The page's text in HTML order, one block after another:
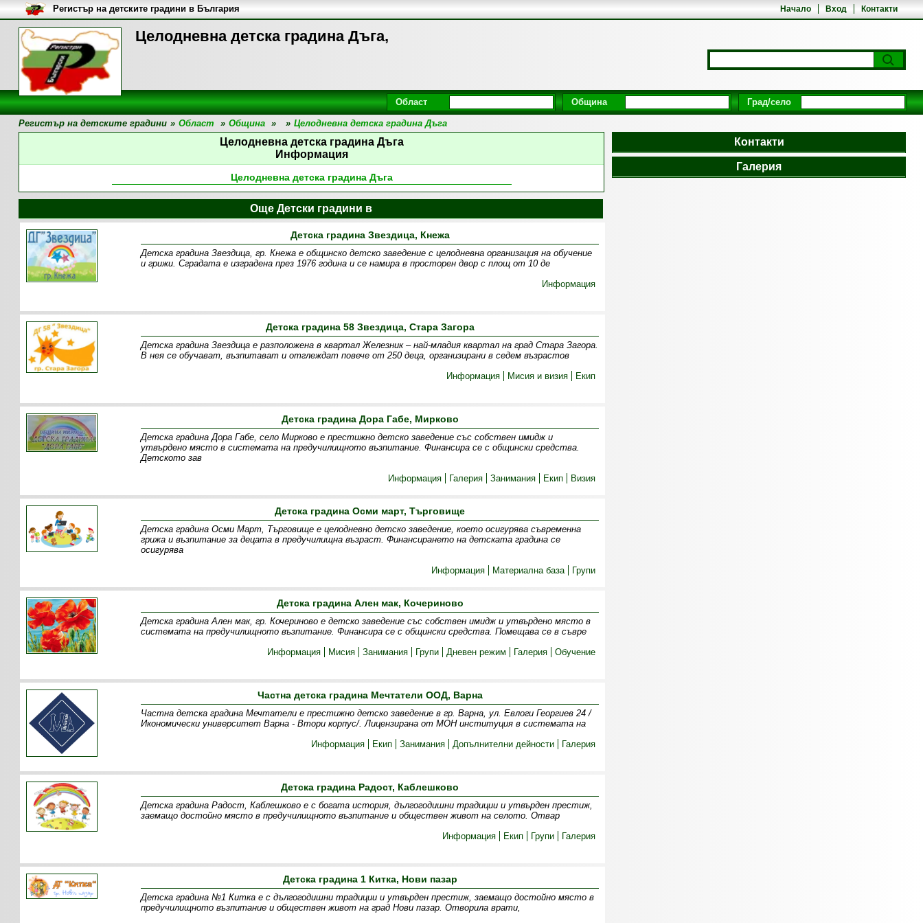
Целодневна детска градина Дъга,
Начало Вход Контакти
Регистър на детските градини в България
Област Община Град/село
Регистър на детските градини » Област » Община » » Целодневна детска градина Дъга
Целодневна детска градина Дъга
Информация
Целодневна детска градина Дъга
Контакти
Галерия
Още Детски градини в
Детска градина Звездица, Кнежа
Детска градина Звездица, гр. Кнежа е общинско детско заведение с целодневна организация на обучение
и грижи. Сградата е изградена през 1976 година и се намира в просторен двор с площ от 10 де
Информация
Детска градина 58 Звездица, Стара Загора
Детска градина Звездица е разположена в квартал Железник – най-младия квартал на град Стара Загора.
В нея се обучават, възпитават и отглеждат повече от 250 деца, организирани в седем възрастов
Информация
Мисия и визия Екип
Детска градина Дора Габе, Мирково
Детска градина Дора Габе, село Мирково е престижно детско заведение със собствен имидж и
утвърдено място в системата на предучилищното възпитание. Финансира се с общински средства.
Детското зав
Информация
Галерия Занимания Екип Визия
Детска градина Осми март, Търговище
Детска градина Осми Март, Търговище е целодневно детско заведение, което осигурява съвременна
грижа и възпитание за децата в предучилищна възраст. Финансирането на детската градина се
осигурява
Информация
Материална база Групи
Детска градина Ален мак, Кочериново
Детска градина Ален мак, гр. Кочериново е детско заведение със собствен имидж и утвърдено място в
системата на предучилищното възпитание. Финансира се с общински средства. Помещава се в съвре
Информация
Мисия Занимания Групи Дневен режим Галерия Обучение
Частна детска градина Мечтатели ООД, Варна
Частна детска градина Мечтатели е престижно детско заведение в гр. Варна, ул. Евлоги Георгиев 24 /
Икономически университет Варна - Втори корпус/. Лицензирана от МОН институция в системата на
Информация
Екип Занимания Допълнителни дейности Галерия
Детска градина Радост, Каблешково
Детска градина Радост, Каблешково е с богата история, дългогодишни традиции и утвърден престиж,
заемащо достойно място в предучилищното възпитание и обществен живот на селото. Отвар
Информация
Екип Групи Галерия
Детска градина 1 Китка, Нови пазар
Детска градина №1 Китка е с дългогодишни традиции и утвърден престиж, заемащо достойно място в
предучилищното възпитание и обществен живот на град Нови пазар. Отворила врати,